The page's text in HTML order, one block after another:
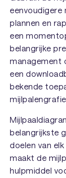
eenvoudigere
plannen en
een
belangrijke
management
een
bekende
belangrijkste
doelen van
maakt de
hulpmiddel